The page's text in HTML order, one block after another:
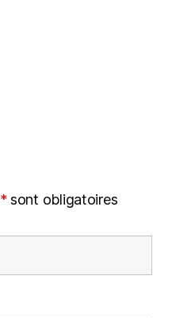
*sont obligatoires